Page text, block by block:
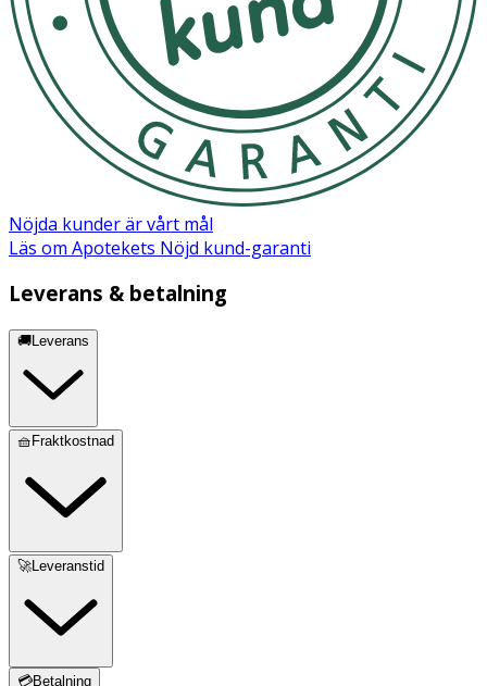
Nöjda kunder är vårt mål
Läs om Apotekets Nöjd kund-garanti
Leverans & betalning
🚚Leverans
🧺Fraktkostnad
🚀Leveranstid
💳Betalning